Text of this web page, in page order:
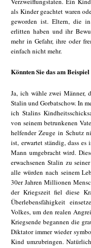
als Kinder geachtet waren
geworden ist. Eltern, die
erlitten haben und ihr
mehr in Gefahr, ihre oder
einfach nicht mehr.
Könnten Sie das am
Ja, ich wähle zwei Männer,
Stalin und Gorbatschow. In
ich Stalins
von seinem betrunkenen
helfender Zeuge in Schutz
ist, erwartet ständig, dass
Mann umgebracht wird.
erwachsenen Stalin zu
alle würden nach seinem
30er Jahren Millionen
der Kriegszeit fiel diese
Überlebensfähigkeit
Volkes, um den realen
Kriegsende begannen die
Diktator immer wieder
Kind umzubringen.